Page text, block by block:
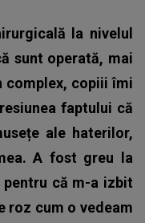
la nivelul
sunt operată, mai
complex, copiii îmi
faptului că
ale haterilor,
A fost greu la
că m-a izbit
roz cum o vedeam